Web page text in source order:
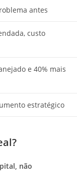
antes
custo
e 40% mais
estratégico
não